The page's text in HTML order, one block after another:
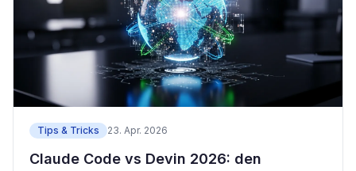
Tips & Tricks 23. Apr. 2026
Claude Code vs Devin 2026: den